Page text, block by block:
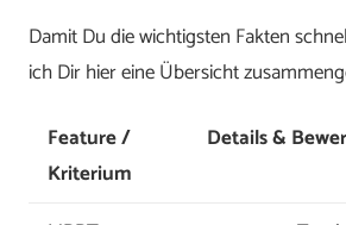
Damit Du die wichtigsten Fakten
ich Dir hier eine Übersicht
Feature /
Kriterium
Details &